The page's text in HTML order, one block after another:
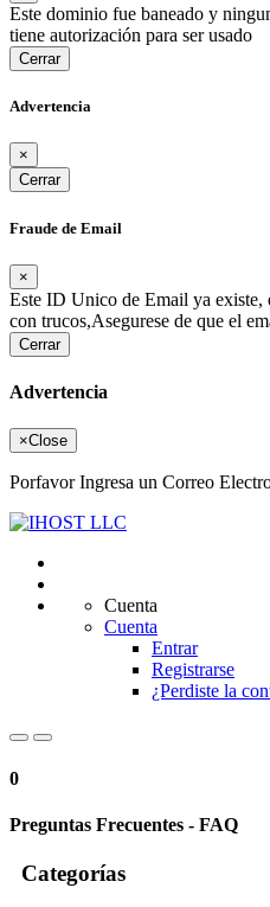
Este dominio fue baneado y
tiene autorización para ser usado
Cerrar
Advertencia
×
Cerrar
Fraude de Email
×
Este ID Unico de Email ya existe,
con trucos,Asegurese de que el
Cerrar
Advertencia
×Close
Porfavor Ingresa un Correo
Cuenta
Cuenta
Entrar
Registrarse
¿Perdiste la
0
Preguntas Frecuentes - FAQ
Categorías